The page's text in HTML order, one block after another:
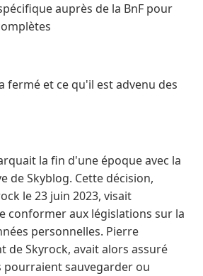
auprès de la BnF pour
fermé et ce qu'il est advenu des
la fin d'une époque avec la
de Skyblog. Cette décision,
le 23 juin 2023, visait
conformer aux législations sur la
personnelles. Pierre
de Skyrock, avait alors assuré
pourraient sauvegarder ou